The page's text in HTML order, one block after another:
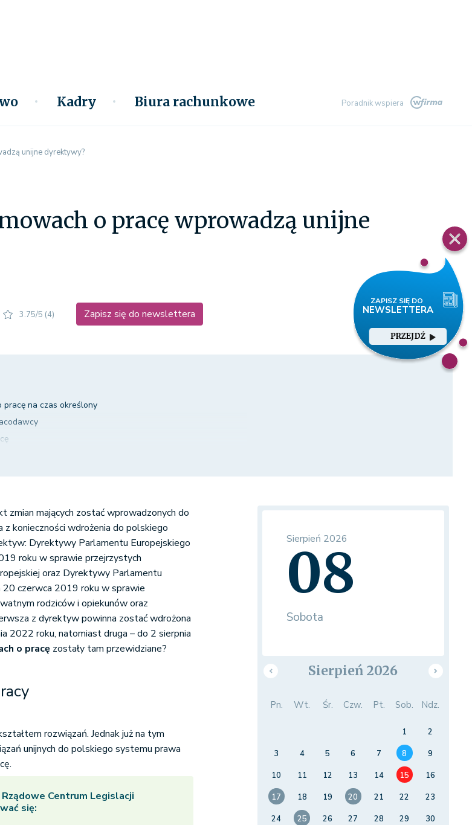
Kadry Biura rachunkowe Poradnik wspiera
PRZEJDŹ
unijne dyrektywy?
o pracę wprowadzą unijne
3.75/5 (4) Zapisz się do newslettera
na czas określony
czasu pracy
mających zostać wprowadzonych do
konieczności wdrożenia do polskiego
Dyrektywy Parlamentu Europejskiego
roku w sprawie przejrzystych
oraz Dyrektywy Parlamentu
czerwca 2019 roku w sprawie
rodziców i opiekunów oraz
z dyrektyw powinna zostać wdrożona
2022 roku, natomiast druga – do 2 sierpnia
o pracę zostały tam przewidziane?
rozwiązań. Jednak już na tym
unijnych do polskiego systemu prawa
Centrum Legislacji
się:
Sierpień 2026
08
Sobota
Sierpień 2026
Pn. Wt. Śr. Czw. Pt. Sob. Ndz.
1
2
3
4 5 6 7 8
9
10
11 12 13 14 15
16
17
18 19 20 21 22
23
24
25 26 27 28 29
30